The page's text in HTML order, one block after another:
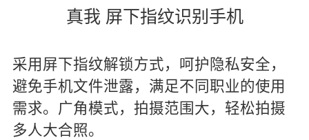
真我 屏下指纹识别手机
采用屏下指纹解锁方式，呵护隐私安全，
避免手机文件泄露，满足不同职业的使用
需求。广角模式，拍摄范围大，轻松拍摄
多人大合照。